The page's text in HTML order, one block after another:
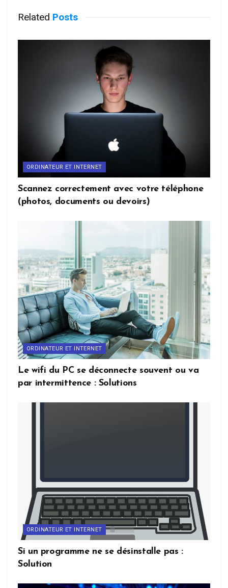
Related Posts
ORDINATEUR ET INTERNET
Scannez correctement avec votre téléphone
(photos, documents ou devoirs)
ORDINATEUR ET INTERNET
Le wifi du PC se déconnecte souvent ou va
par intermittence : Solutions
ORDINATEUR ET INTERNET
Si un programme ne se désinstalle pas :
Solution